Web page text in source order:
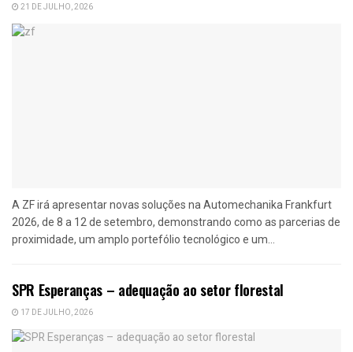
21 DE JULHO, 2026
A ZF irá apresentar novas soluções na Automechanika Frankfurt
2026, de 8 a 12 de setembro, demonstrando como as parcerias de
proximidade, um amplo portefólio tecnológico e um...
SPR Esperanças – adequação ao setor florestal
17 DE JULHO, 2026